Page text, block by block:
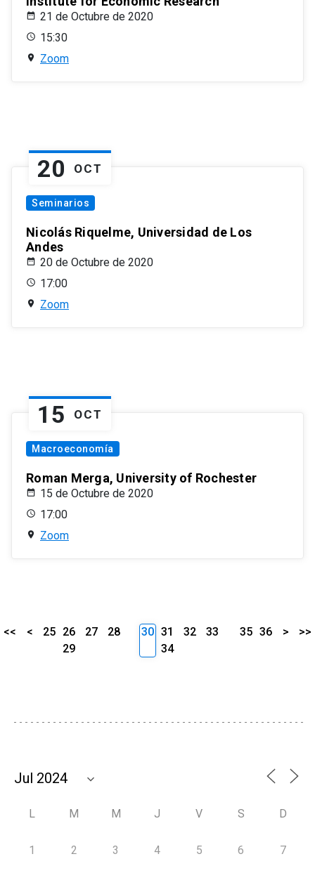
21 de Octubre de 2020
15:30
Zoom
20 OCT
Seminarios
Nicolás Riquelme, Universidad de Los
Andes
20 de Octubre de 2020
17:00
Zoom
15 OCT
Macroeconomía
Roman Merga, University of Rochester
15 de Octubre de 2020
17:00
Zoom
<< < 25 26 27
28
29
30 31 32
33
34
35 36 > >>
L M M J V S D
1 2 3 4 5 6 7